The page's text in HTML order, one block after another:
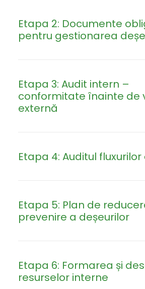
Etapa 2: Documente
pentru gestionarea
Etapa 3: Audit intern –
conformitate înainte de
externă
Etapa 4: Auditul
Etapa 5: Plan de
prevenire a deșeurilor
Etapa 6: Formarea și
resurselor interne